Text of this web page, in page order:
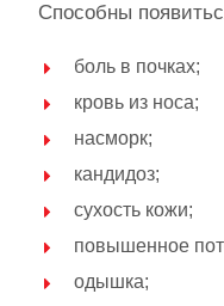
Способны
боль в почках;
кровь из носа;
насморк;
кандидоз;
сухость кожи;
повышенное
одышка;